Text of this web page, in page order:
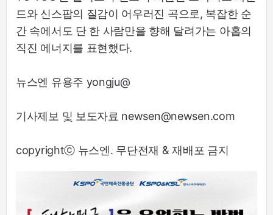
드와 신스팝의 질감이 어우러진 곡으로, 복잡한 순
간 속에서도 단 한 사람만을 향해 달려가는 아홉의
직진 에너지를 표현했다.
뉴스엔 유용주 yongju@
기사제보 및 보도자료 newsen@newsen.com
copyrightⓒ 뉴스엔. 무단전재 & 재배포 금지